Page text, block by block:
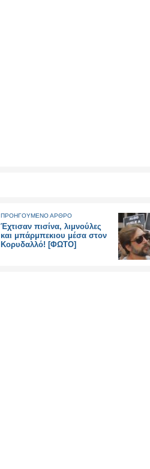
ΠΡΟΗΓΟΥΜΕΝΟ ΑΡΘΡΟ
Έχτισαν πισίνα, λιμνούλες
και μπάρμπεκιου μέσα στον
Κορυδαλλό! [ΦΩΤΟ]